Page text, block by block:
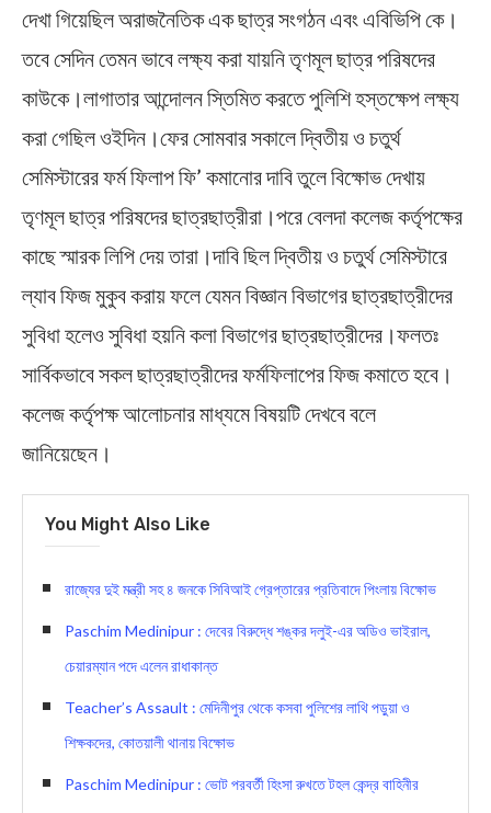
দেখা গিয়েছিল অরাজনৈতিক এক ছাত্র সংগঠন এবং এবিভিপি কে।
তবে সেদিন তেমন ভাবে লক্ষ্য করা যায়নি তৃণমূল ছাত্র পরিষদের
কাউকে।লাগাতার আন্দোলন স্তিমিত করতে পুলিশি হস্তক্ষেপ লক্ষ্য
করা গেছিল ওইদিন।ফের সোমবার সকালে দ্বিতীয় ও চতুর্থ
সেমিস্টারের ফর্ম ফিলাপ ফি’ কমানোর দাবি তুলে বিক্ষোভ দেখায়
তৃণমূল ছাত্র পরিষদের ছাত্রছাত্রীরা।পরে বেলদা কলেজ কর্তৃপক্ষের
কাছে স্মারক লিপি দেয় তারা।দাবি ছিল দ্বিতীয় ও চতুর্থ সেমিস্টারে
ল্যাব ফিজ মুকুব করায় ফলে যেমন বিজ্ঞান বিভাগের ছাত্রছাত্রীদের
সুবিধা হলেও সুবিধা হয়নি কলা বিভাগের ছাত্রছাত্রীদের।ফলতঃ
সার্বিকভাবে সকল ছাত্রছাত্রীদের ফর্মফিলাপের ফিজ কমাতে হবে।
কলেজ কর্তৃপক্ষ আলোচনার মাধ্যমে বিষয়টি দেখবে বলে
জানিয়েছেন।
You Might Also Like
রাজ্যের দুই মন্ত্রী সহ ৪ জনকে সিবিআই গ্রেপ্তারের প্রতিবাদে পিংলায় বিক্ষোভ
Paschim Medinipur : দেবের বিরুদ্ধে শঙ্কর দলুই-এর অডিও ভাইরাল,
চেয়ারম্যান পদে এলেন রাধাকান্ত
Teacher’s Assault : মেদিনীপুর থেকে কসবা পুলিশের লাথি পড়ুয়া ও
শিক্ষকদের, কোতয়ালী থানায় বিক্ষোভ
Paschim Medinipur : ভোট পরবর্তী হিংসা রুখতে টহল কেন্দ্র বাহিনীর